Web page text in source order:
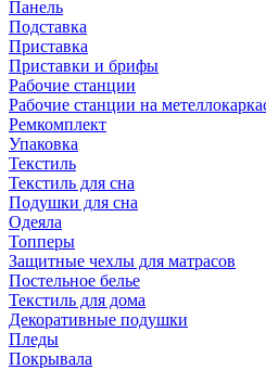
Панель
Подставка
Приставка
Приставки и брифы
Рабочие станции
Рабочие станции на
Ремкомплект
Упаковка
Текстиль
Текстиль для сна
Подушки для сна
Одеяла
Топперы
Защитные чехлы для матрасов
Постельное белье
Текстиль для дома
Декоративные подушки
Пледы
Покрывала